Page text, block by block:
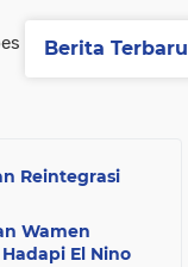
Pol. Winardy, S. H.,
Reintegrasi
Wamen
El Nino
Berita Terbaru